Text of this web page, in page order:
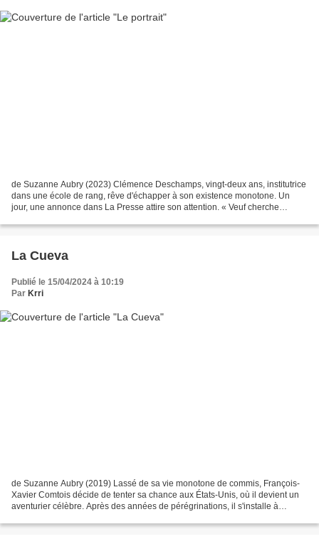
de Suzanne Aubry (2023) Clémence Deschamps, vingt-deux ans, institutrice
dans une école de rang, rêve d'échapper à son existence monotone. Un
jour, une annonce dans La Presse attire son attention. « Veuf cherche
La Cueva
Publié le 15/04/2024 à 10:19
Par Krri
de Suzanne Aubry (2019) Lassé de sa vie monotone de commis, François-
Xavier Comtois décide de tenter sa chance aux États-Unis, où il devient un
aventurier célèbre. Après des années de pérégrinations, il s'installe à